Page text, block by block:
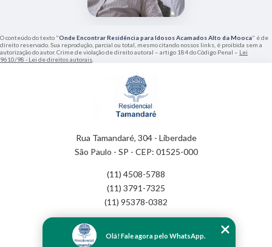
O conteúdo do texto "Onde Encontrar Residência para Idosos Acamados Alto da Mooca" é de
direito reservado. Sua reprodução, parcial ou total, mesmo citando nossos links, é proibida sem a
autorização do autor. Crime de violação de direito autoral – artigo 184 do Código Penal – Lei
9610/98 - Lei de direitos autorais
Rua Tamandaré, 304 - Liberdade
São Paulo - SP - CEP: 01525-000
(11) 4508-5788
(11) 3791-7325
(11) 95378-0382
Empresa
Olá! Fale agora pelo WhatsApp.